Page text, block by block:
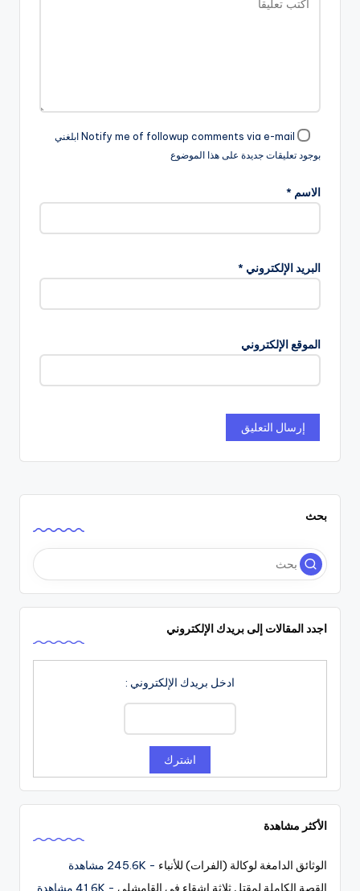
Notify me of followup comments via e-mail ابلغني
بوجود تعليقات جديدة على هذا الموضوع
الاسم *
البريد الإلكتروني *
الموقع الإلكتروني
بحث
اجدد المقالات إلى بريدك الإلكتروني
ادخل بريدك الإلكتروني :
الأكثر مشاهدة
الوثائق الدامغة لوكالة (الفرات) للأنباء - 245.6K مشاهدة